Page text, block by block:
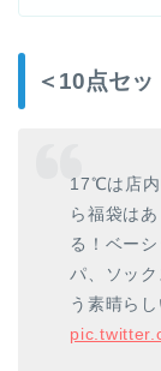
＜10点セッ
17℃は店内
ら福袋は
る！ベー
パ、ソッ
う素晴ら